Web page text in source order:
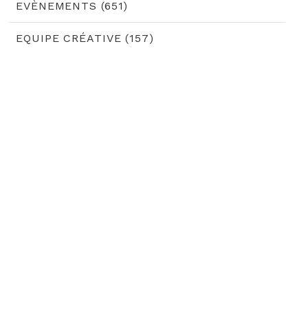
EVÈNEMENTS (651)
EQUIPE CRÉATIVE (157)